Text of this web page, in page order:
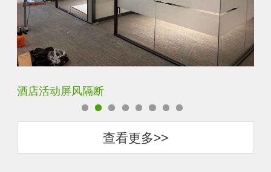
卧室厨房书房装饰隔断屏风
查看更多>>